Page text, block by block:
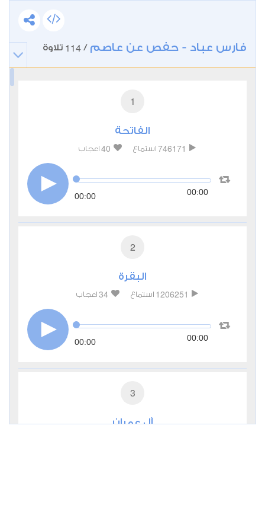
فارس عباد - حفص عن عاصم /
114 تلاوة
1
الفاتحة
746171 استماع 40 اعجاب
00:00 00:00
2
البقرة
1206251 استماع 34 اعجاب
00:00 00:00
3
آل عمران